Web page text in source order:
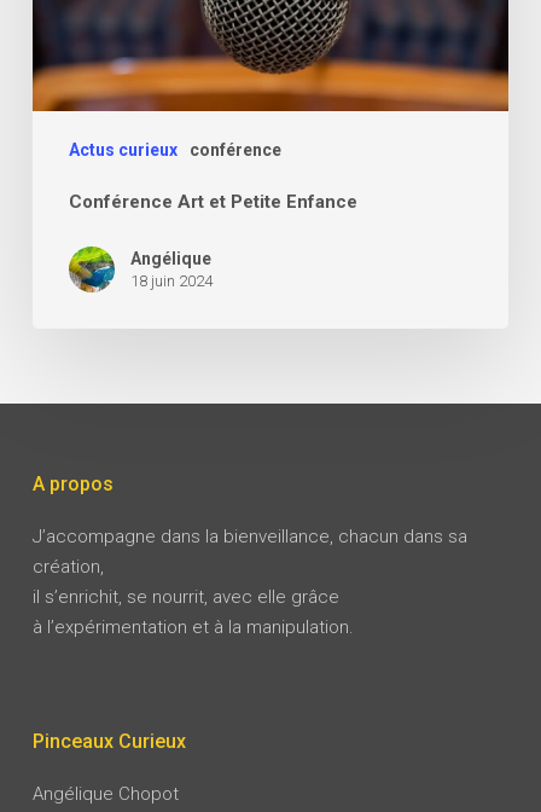
Actus curieux conférence
Conférence Art et Petite Enfance
Angélique
18 juin 2024
A propos
J’accompagne dans la bienveillance, chacun dans sa
création,
il s’enrichit, se nourrit, avec elle grâce
à l’expérimentation et à la manipulation.
Pinceaux Curieux
Angélique Chopot